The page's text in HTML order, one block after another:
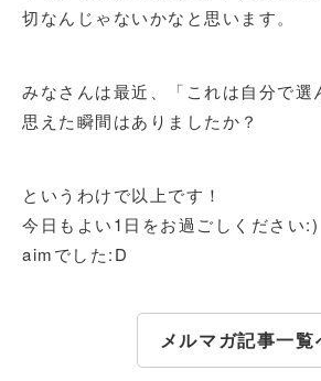
切なんじゃないかなと思います。
みなさんは最近、「これは自分で選
思えた瞬間はありましたか？
というわけで以上です！
今日もよい1日をお過ごしください:)
aimでした:D
メルマガ記事一覧